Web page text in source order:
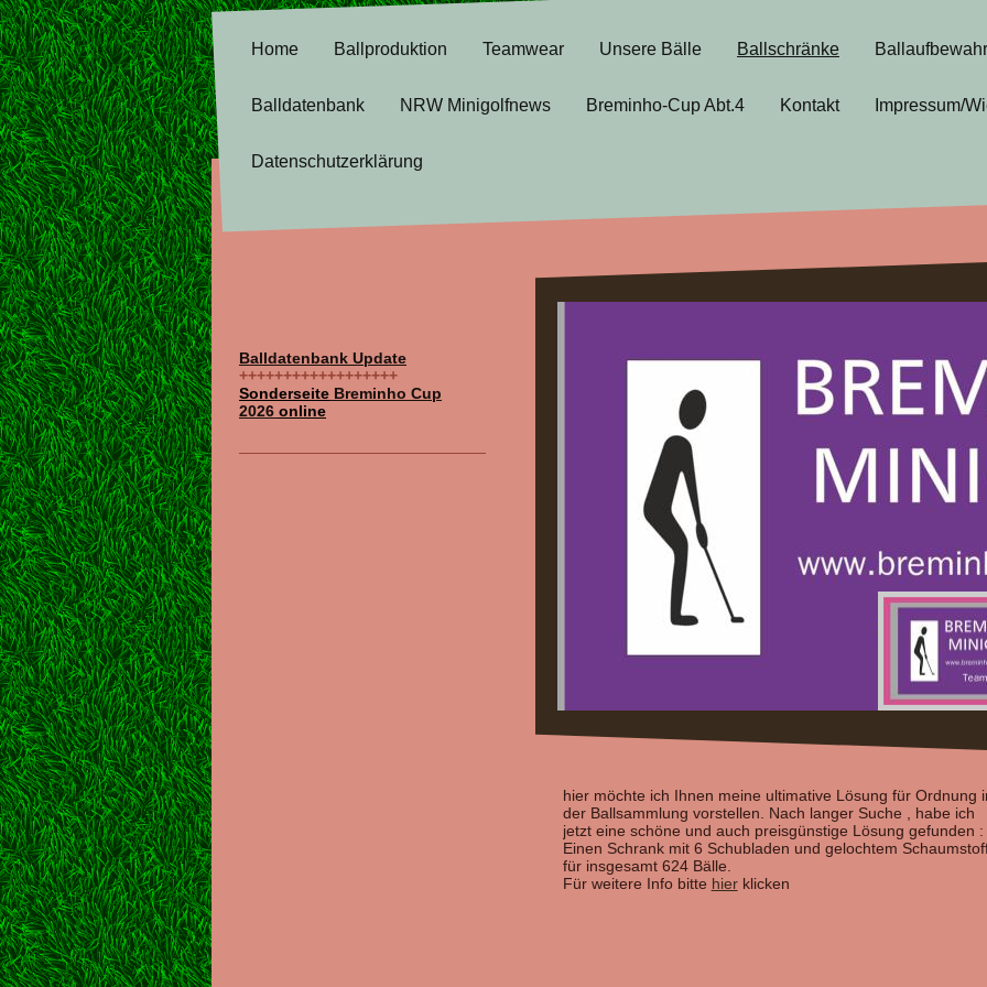
Home Ballproduktion Teamwear Unsere Bälle Ballschränke
Balldatenbank NRW Minigolfnews Breminho-Cup Abt.4 Kontakt Impressum/
Datenschutzerklärung
hier möchte ich Ihnen meine ultimative Lösung für Ordnung
der Ballsammlung vorstellen. Nach langer Suche , habe ich
jetzt eine schöne und auch preisgünstige Lösung gefunden :
Einen Schrank mit 6 Schubladen und gelochtem
für insgesamt 624 Bälle.
Für weitere Info bitte hierklicken
Balldatenbank Update
++++++++++++++++++
Sonderseite Breminho Cup
2026 online